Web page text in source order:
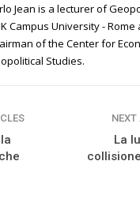
Jean is a lecturer of
Campus University - Rome
of the Center for
Studies.
NEXT
La